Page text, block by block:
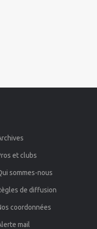
et clubs
sommes-nous
de diffusion
coordonnées
mail